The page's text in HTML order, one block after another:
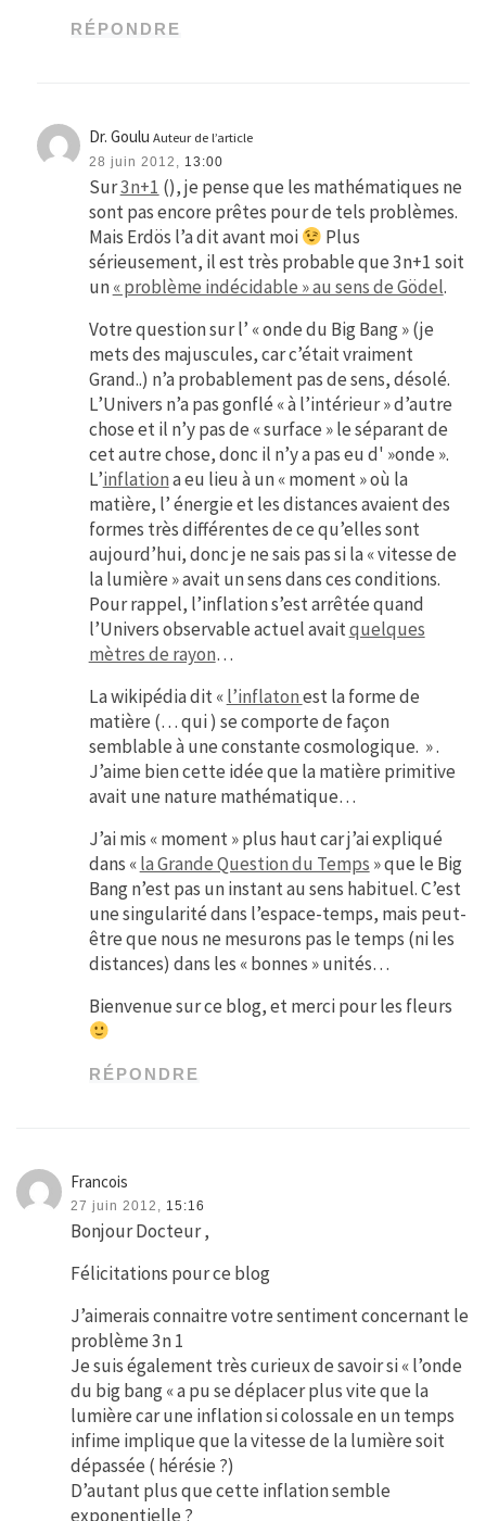
RÉPONDRE
Dr. Goulu Auteur de l’article
28 juin 2012, 13:00
Sur3n+1 (), je pense que les mathématiques ne
sont pas encore prêtes pour de tels problèmes.
Mais Erdös l’a dit avant moi
Plus
sérieusement, il est très probable que 3n+1 soit
un« problème indécidable » au sens de Gödel.
Votre question sur l’ « onde du Big Bang » (je
mets des majuscules, car c’était vraiment
Grand..) n’a probablement pas de sens, désolé.
L’Univers n’a pas gonflé « à l’intérieur » d’autre
chose et il n’y pas de « surface » le séparant de
cet autre chose, donc il n’y a pas eu d' »onde ».
L’inflationa eu lieu à un « moment » où la
matière, l’ énergie et les distances avaient des
formes très différentes de ce qu’elles sont
aujourd’hui, donc je ne sais pas si la « vitesse de
la lumière » avait un sens dans ces conditions.
Pour rappel, l’inflation s’est arrêtée quand
l’Univers observable actuel avaitquelques
mètres de rayon…
La wikipédia dit «l’inflatonest la forme de
matière (… qui ) se comporte de façon
semblable à une constante cosmologique. » .
J’aime bien cette idée que la matière primitive
avait une nature mathématique…
J’ai mis « moment » plus haut car j’ai expliqué
dans «la Grande Question du Temps » que le Big
Bang n’est pas un instant au sens habituel. C’est
une singularité dans l’espace-temps, mais peut-
être que nous ne mesurons pas le temps (ni les
distances) dans les « bonnes » unités…
Bienvenue sur ce blog, et merci pour les fleurs
RÉPONDRE
Francois
27 juin 2012, 15:16
Bonjour Docteur ,
Félicitations pour ce blog
J’aimerais connaitre votre sentiment concernant le
problème 3n 1
Je suis également très curieux de savoir si « l’onde
du big bang « a pu se déplacer plus vite que la
lumière car une inflation si colossale en un temps
infime implique que la vitesse de la lumière soit
dépassée ( hérésie ?)
D’autant plus que cette inflation semble
exponentielle ?